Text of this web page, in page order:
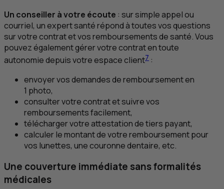
Un conseiller à votre écoute : sur simple appel ou
courriel, un expert santé répond à toutes vos questions
sur votre contrat et vos remboursements de santé. Vous
pouvez également gérer votre contrat en toute
autonomie depuis votre espace client7 :
envoyer vos demandes de remboursement en
1 photo,
consulter votre contrat et suivre vos
remboursements facilement,
télécharger votre attestation de tiers payant,
calculer le montant de votre remboursement pour
vos lunettes, une couronne dentaire, etc.
Une couverture immédiate sans formalités
médicales